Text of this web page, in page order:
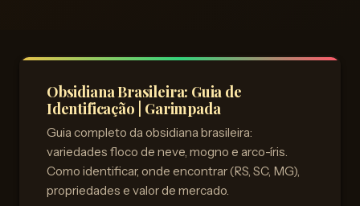
Obsidiana Brasileira: Guia de
Identificação | Garimpada
Guia completo da obsidiana brasileira:
variedades floco de neve, mogno e arco-íris.
Como identificar, onde encontrar (RS, SC, MG),
propriedades e valor de mercado.